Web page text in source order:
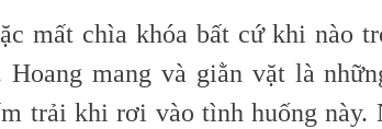
mất chìa khóa bất cứ khi nào
Hoang mang và giằn vặt là
trải khi rơi vào tình huống này.